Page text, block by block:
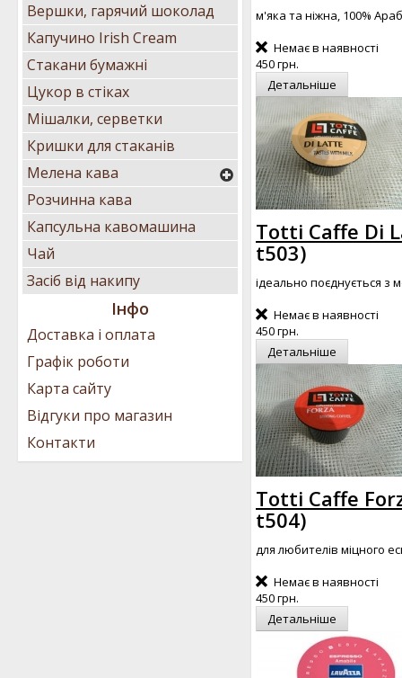
м'яка та ніжна, 100%
Немає в наявності
450 грн.
Детальніше
Totti Caffe Di
t503)
ідеально поєднується з
Немає в наявності
450 грн.
Детальніше
Totti Caffe
t504)
для любителів міцного
Немає в наявності
450 грн.
Детальніше
Вершки, гарячий шоколад
Капучино Irish Cream
Стакани бумажні
Цукор в стіках
Мішалки, серветки
Кришки для стаканів
Мелена кава
Розчинна кава
Капсульна кавомашина
Чай
Засіб від накипу
Інфо
Доставка і оплата
Графік роботи
Карта сайту
Відгуки про магазин
Контакти